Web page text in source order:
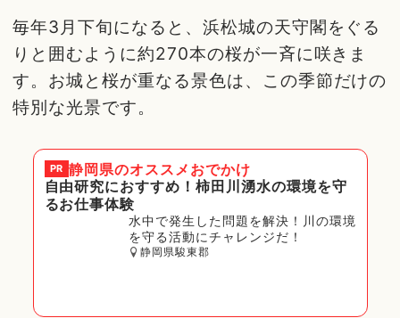
毎年3月下旬になると、浜松城の天守閣をぐる
りと囲むように約270本の桜が一斉に咲きま
す。お城と桜が重なる景色は、この季節だけの
特別な光景です。
PR 静岡県のオススメおでかけ
自由研究におすすめ！柿田川湧水の環境を守
るお仕事体験
水中で発生した問題を解決！川の環境
を守る活動にチャレンジだ！
静岡県駿東郡